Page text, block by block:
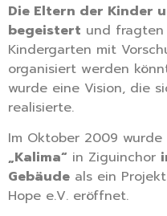
Die Eltern der Kinder
begeistert und
Kindergarten mit
organisiert werden
wurde eine Vision, die
realisierte.
Im Oktober 2009 wurde
„Kalima“ in Ziguinchor
Gebäude als ein
Hope e.V. eröffnet.